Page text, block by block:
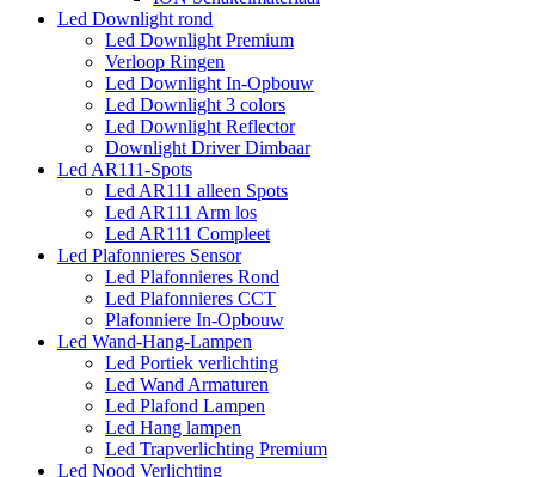
Led Downlight rond
Led Downlight Premium
Verloop Ringen
Led Downlight In-Opbouw
Led Downlight 3 colors
Led Downlight Reflector
Downlight Driver Dimbaar
Led AR111-Spots
Led AR111 alleen Spots
Led AR111 Arm los
Led AR111 Compleet
Led Plafonnieres Sensor
Led Plafonnieres Rond
Led Plafonnieres CCT
Plafonniere In-Opbouw
Led Wand-Hang-Lampen
Led Portiek verlichting
Led Wand Armaturen
Led Plafond Lampen
Led Hang lampen
Led Trapverlichting Premium
Led Nood Verlichting